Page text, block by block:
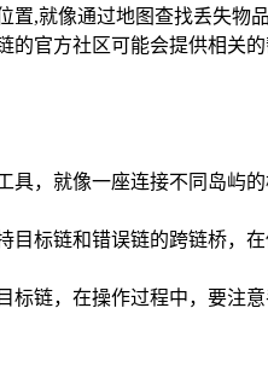
,就像通过地图查找丢失物品
的官方社区可能会提供相关
，就像一座连接不同岛屿
目标链和错误链的跨链桥，
链，在操作过程中，要注